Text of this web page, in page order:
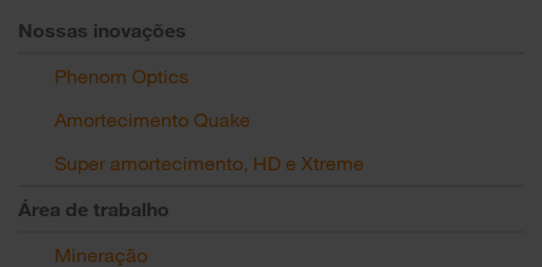
Nossas inovações
Phenom Optics
Amortecimento Quake
Super amortecimento, HD e Xtreme
Área de trabalho
Mineração